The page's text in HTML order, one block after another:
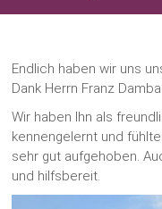
Endlich haben wir uns
Dank Herrn Franz
Wir haben Ihn als
kennengelernt und
sehr gut aufgehoben.
und hilfsbereit.